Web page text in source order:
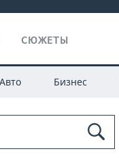
СЮЖЕТЫ
Авто Бизнес